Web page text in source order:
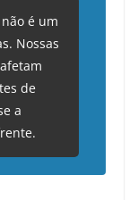
é um
Nossas
de
a